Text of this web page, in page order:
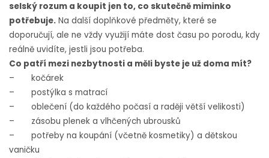
selský rozum a koupit jen to, co skutečně miminko
potřebuje. Na další doplňkové předměty, které se
doporučují, ale ne vždy využijí máte dost času po porodu, kdy
reálně uvidíte, jestli jsou potřeba.
Co patří mezi nezbytnosti a měli byste je už doma mít?
– kočárek
– postýlka s matrací
– oblečení (do každého počasí a raději větší velikosti)
– zásobu plenek a vlhčených ubrousků
– potřeby na koupání (včetně kosmetiky) a dětskou
vaničku